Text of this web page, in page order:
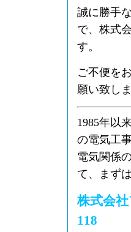
誠に勝手
で、株式
す。
ご不便を
願い致しま
1985年以
の電気工
電気関係
て、まず
株式会
118